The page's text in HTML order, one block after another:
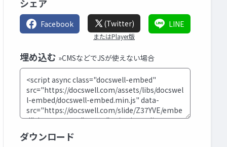
シェア
Facebook (Twitter)
またはPlayer版
LINE
埋め込む »CMSなどでJSが使えない場合
ダウンロード